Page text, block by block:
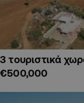
3 τουριστικά
€500,000